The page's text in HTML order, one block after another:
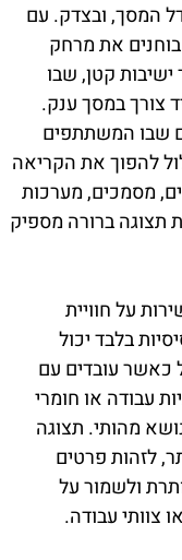
המסך, ובצדק. עם
את מרחק
ישיבות קטן, שבו
צורך במסך ענק.
שבו המשתתפים
להפוך את הקריאה
מסמכים, מערכות
תצוגה ברורה מספיק
על חוויית
בלבד יכול
כאשר עובדים עם
עבודה או חומרי
מהותי. תצוגה
לזהות פרטים
ולשמור על
צוותי עבודה.